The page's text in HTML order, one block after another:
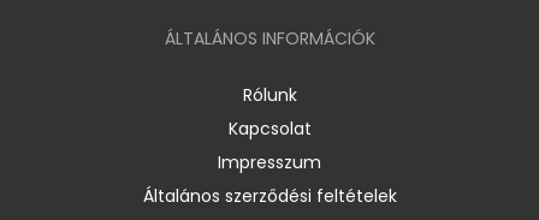
ÁLTALÁNOS INFORMÁCIÓK
Rólunk
Kapcsolat
Impresszum
Általános szerződési feltételek